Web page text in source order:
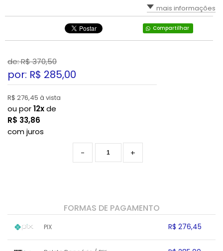
mais informações
Compartilhar
de: R$370,50
por: R$ 285,00
R$ 276,45 à vista
ou por12xde
R$ 33,86
com juros
+
-
FORMAS DE PAGAMENTO
PIX R$ 276,45